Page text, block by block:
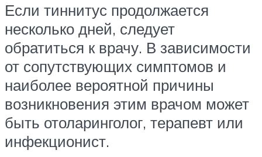
Если тиннитус продолжается
несколько дней, следует
обратиться к врачу. В зависимости
от сопутствующих симптомов и
наиболее вероятной причины
возникновения этим врачом может
быть отоларинголог, терапевт или
инфекционист.